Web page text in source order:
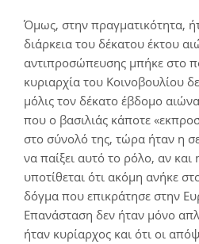
Όμως, στην πραγματικότητα,
διάρκεια του δέκατου έκτου
αντιπροσώπευσης μπήκε στο
κυριαρχία του Κοινοβουλίου
μόλις τον δέκατο έβδομο
που ο βασιλιάς κάποτε
στο σύνολό της, τώρα ήταν η
να παίξει αυτό το ρόλο, αν και
υποτίθεται ότι ακόμη ανήκε
δόγμα που επικράτησε στην
Επανάσταση δεν ήταν μόνο
ήταν κυρίαρχος και ότι οι